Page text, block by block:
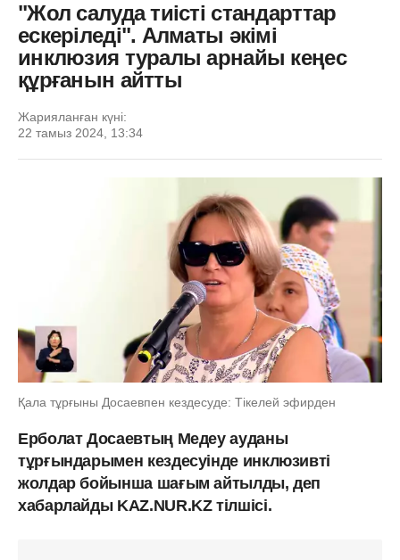
"Жол салуда тиісті стандарттар
ескеріледі". Алматы әкімі
инклюзия туралы арнайы кеңес
құрғанын айтты
Жарияланған күні:
22 тамыз 2024, 13:34
Қала тұрғыны Досаевпен кездесуде: Тікелей эфирден
Ерболат Досаевтың Медеу ауданы
тұрғындарымен кездесуінде инклюзивті
жолдар бойынша шағым айтылды, деп
хабарлайды KAZ.NUR.KZ тілшісі.